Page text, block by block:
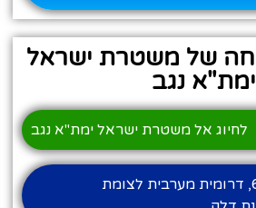
של משטרת ישראל
ימת"א נגב
לחיוג אל משטרת ישראל ימת"א נגב
כתובת: (כביש 60, דרומית מערבית לצומת